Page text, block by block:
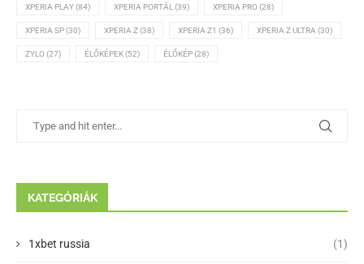
XPERIA PLAY(84) XPERIA PORTÁL (39) XPERIA PRO(28)
XPERIA SP(30) XPERIA Z(38) XPERIA Z1 (36) XPERIA Z ULTRA (30)
ZYLO(27) ÉLŐKÉPEK(52) ÉLŐKÉP(28)
KATEGÓRIÁK
1xbet russia (1)